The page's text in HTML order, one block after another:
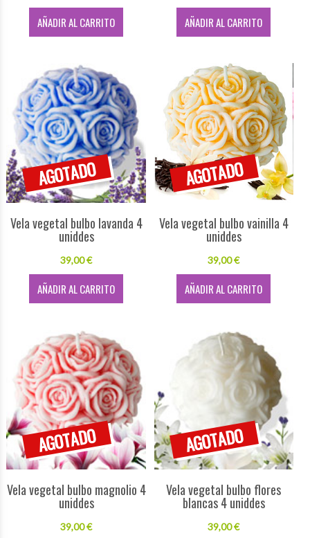
AÑADIR AL CARRITO AÑADIR AL CARRITO
Vela vegetal bulbo lavanda 4
uniddes
39,00 €
AÑADIR AL CARRITO
Vela vegetal bulbo vainilla 4
uniddes
39,00 €
AÑADIR AL CARRITO
Vela vegetal bulbo magnolio 4
uniddes
39,00 €
Vela vegetal bulbo flores
blancas 4 uniddes
39,00 €